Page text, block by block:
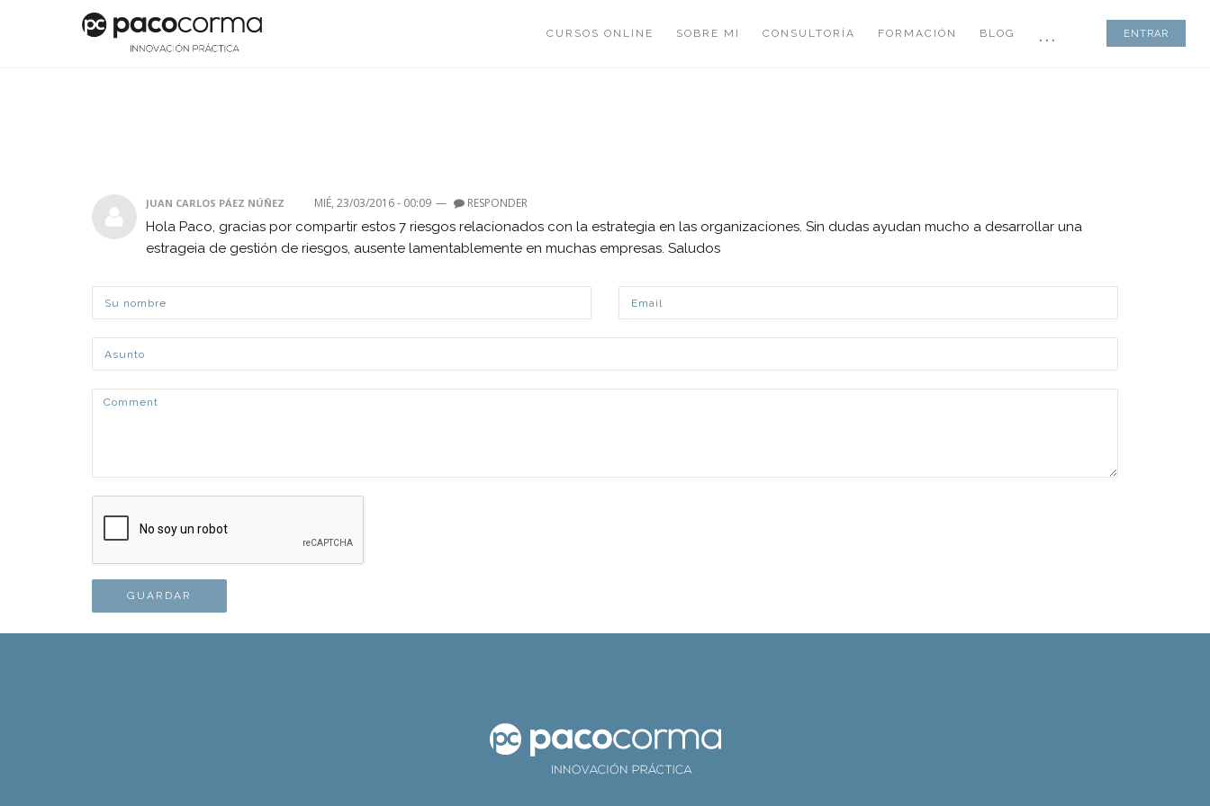
CURSOS ONLINE SOBRE MI CONSULTORÍA FORMACIÓN BLOG ... ENTRAR
JUAN CARLOS PÁEZ NÚÑEZ MIÉ, 23/03/2016 - 00:09 — RESPONDER
Hola Paco, gracias por compartir estos 7 riesgos relacionados con la estrategia en las organizaciones. Sin dudas ayudan mucho a desarrollar una
estrageia de gestión de riesgos, ausente lamentablemente en muchas empresas. Saludos